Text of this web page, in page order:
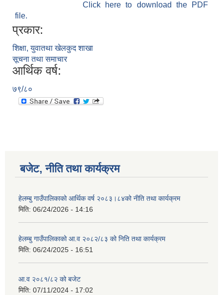
Click here to download the PDF
file.
प्रकार:
शिक्षा, युवातथा खेलकुद शाखा
सूचना तथा समाचार
आर्थिक वर्ष:
७९/८०
बजेट, नीति तथा कार्यक्रम
हेलम्बु गाउँपालिकाको आर्थिक वर्ष २०८३।८४को नीति तथा कार्यक्रम
मिति: 06/24/2026 - 14:16
हेलम्बु गाउँपालिकाको आ.व २०८२/८३ को निति तथा कार्यक्रम
मिति: 06/24/2025 - 16:51
आ.व २०८१/८२ को बजेट
मिति: 07/11/2024 - 17:02